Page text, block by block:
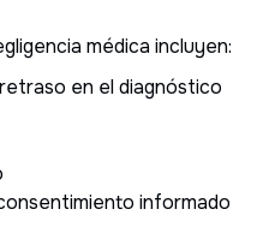
médica incluyen:
en el diagnóstico
informado